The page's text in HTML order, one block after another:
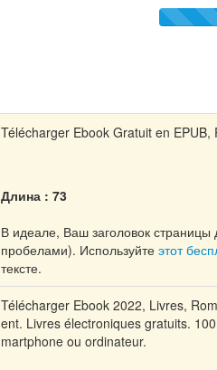
Télécharger Ebook Gratuit en
Длина : 73
В идеале, Ваш заголовок
пробелами). Используйте этот
тексте.
Télécharger Ebook 2022, Livres,
ent. Livres électroniques gratuits.
martphone ou ordinateur.